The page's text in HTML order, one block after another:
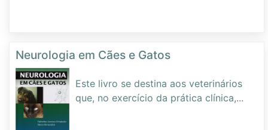
Neurologia em Cães e Gatos
Este livro se destina aos veterinários
que, no exercício da prática clínica,...